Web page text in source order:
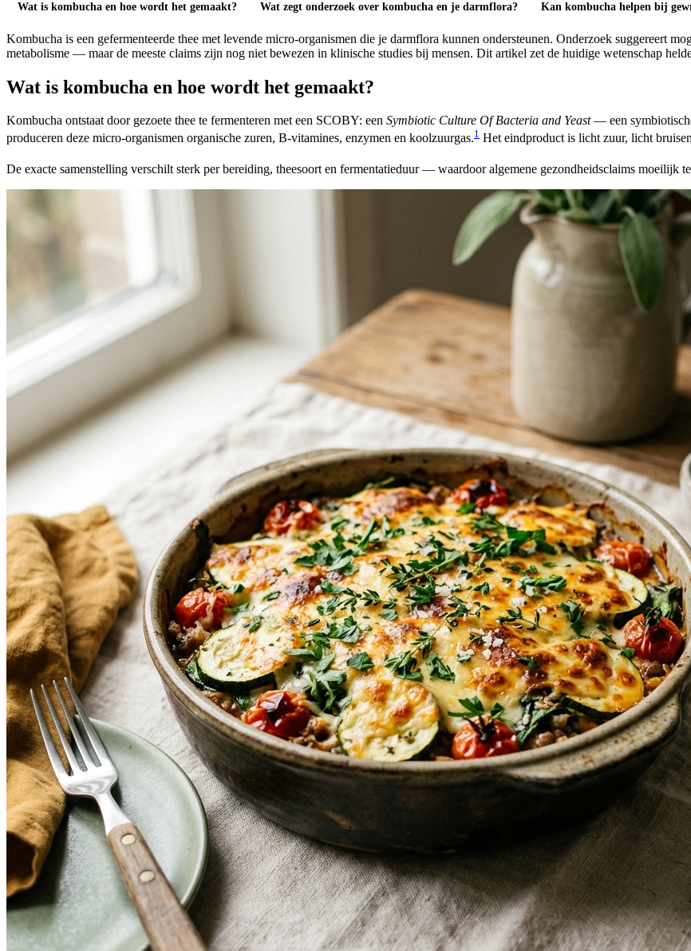
Wat is kombucha en hoe wordt het gemaakt? Wat zegt onderzoek over kombucha en je darmflora? Kan kombucha helpen bij
Kombucha is een gefermenteerde thee met levende micro-organismen die je darmflora kunnen ondersteunen. Onderzoek suggereert
metabolisme — maar de meeste claims zijn nog niet bewezen in klinische studies bij mensen. Dit artikel zet de huidige wetenschap
Wat is kombucha en hoe wordt het gemaakt?
Kombucha ontstaat door gezoete thee te fermenteren met een SCOBY: een Symbiotic Culture Of Bacteria and Yeast— een
produceren deze micro-organismen organische zuren, B-vitamines, enzymen en koolzuurgas.1 Het eindproduct is licht zuur, licht
De exacte samenstelling verschilt sterk per bereiding, theesoort en fermentatieduur — waardoor algemene gezondheidsclaims moeilijk